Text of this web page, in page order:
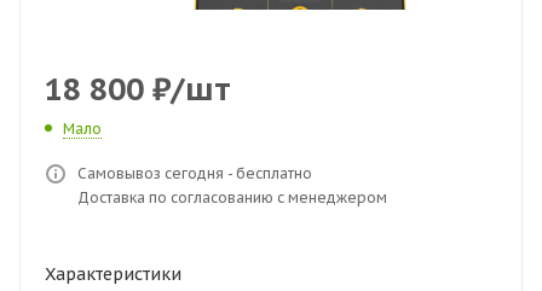
18 800 ₽/шт
Мало
Самовывоз сегодня - бесплатно
Доставка по согласованию с менеджером
Характеристики